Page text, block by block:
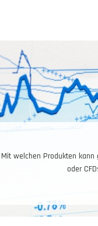
Das Risiko- und
Arbeitskapital,